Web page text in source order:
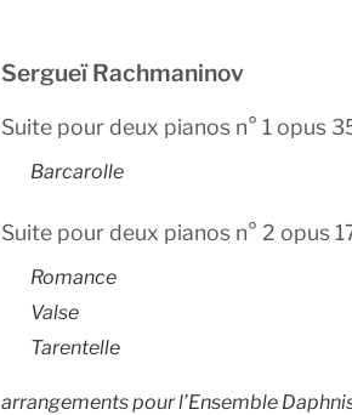
Sergueï Rachmaninov
Suite pour deux pianos n° 1 opus
Barcarolle
Suite pour deux pianos n° 2 opus
Romance
Valse
Tarentelle
arrangements pour l’Ensemble